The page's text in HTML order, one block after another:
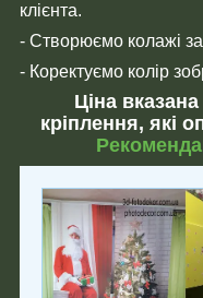
клієнта.
- Створюємо колажі
- Коректуємо колір
Ціна
кріплення, які